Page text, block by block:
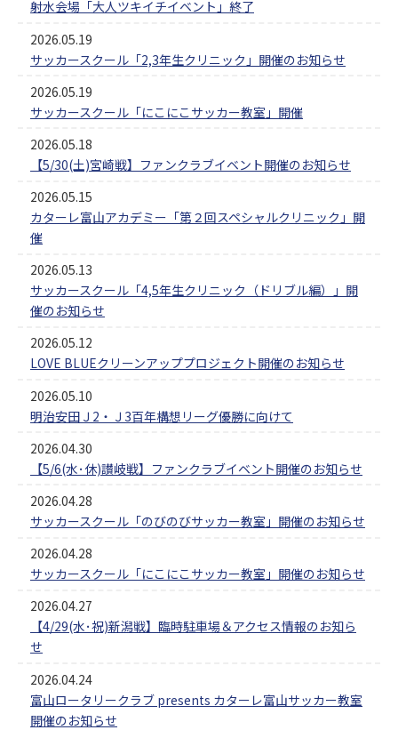
射水会場「大人ツキイチイベント」終了
2026.05.19
サッカースクール「2,3年生クリニック」開催のお知らせ
2026.05.19
サッカースクール「にこにこサッカー教室」開催
2026.05.18
【5/30(土)宮崎戦】ファンクラブイベント開催のお知らせ
2026.05.15
カターレ富山アカデミー「第２回スペシャルクリニック」開
催
2026.05.13
サッカースクール「4,5年生クリニック（ドリブル編）」開
催のお知らせ
2026.05.12
LOVE BLUEクリーンアッププロジェクト開催のお知らせ
2026.05.10
明治安田Ｊ2・Ｊ3百年構想リーグ優勝に向けて
2026.04.30
【5/6(水･休)讃岐戦】ファンクラブイベント開催のお知らせ
2026.04.28
サッカースクール「のびのびサッカー教室」開催のお知らせ
2026.04.28
サッカースクール「にこにこサッカー教室」開催のお知らせ
2026.04.27
【4/29(水･祝)新潟戦】臨時駐車場＆アクセス情報のお知ら
せ
2026.04.24
富山ロータリークラブ presents カターレ富山サッカー教室
開催のお知らせ